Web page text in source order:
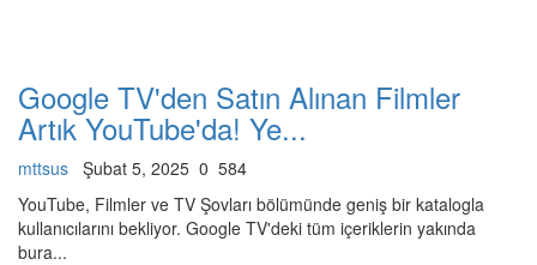
Google TV'den Satın Alınan Filmler
Artık YouTube'da! Ye...
mttsus Şubat 5, 2025 0 584
YouTube, Filmler ve TV Şovları bölümünde geniş bir katalogla
kullanıcılarını bekliyor. Google TV'deki tüm içeriklerin yakında
bura...